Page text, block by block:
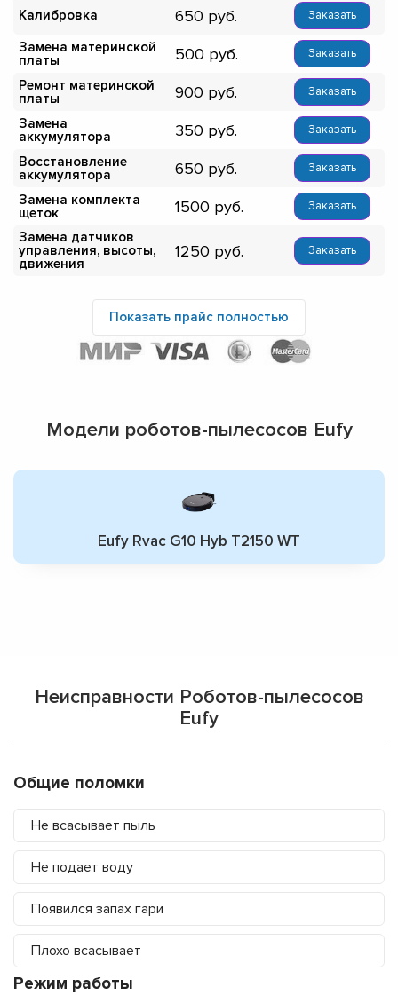
Калибровка 650 Заказать
Замена материнской
платы
500 Заказать
Ремонт материнской
платы
900 Заказать
Замена
аккумулятора
350 Заказать
Восстановление
аккумулятора
650 Заказать
Замена комплекта
щеток
1500 Заказать
Замена датчиков
управления, высоты,
движения
1250 Заказать
Показать прайс полностью
Модели роботов-пылесосов Eufy
Eufy Rvac G10 Hyb T2150 WT
Неисправности Роботов-пылесосов
Eufy
Общие поломки
Не всасывает пыль
Не подает воду
Появился запах гари
Плохо всасывает
Режим работы